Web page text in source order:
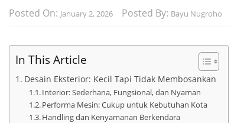
Posted On: January 2, 2026 Posted By: Bayu Nugroho
In This Article
Desain Eksterior: Kecil Tapi Tidak Membosankan
Interior: Sederhana, Fungsional, dan Nyaman
Performa Mesin: Cukup untuk Kebutuhan Kota
Handling dan Kenyamanan Berkendara